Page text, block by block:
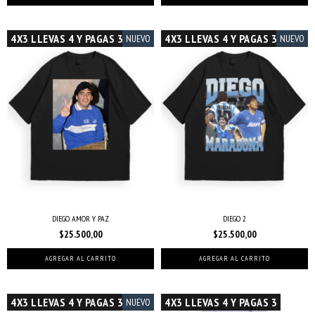
4X3 LLEVAS 4 Y PAGAS 3 NUEVO
DIEGO AMOR Y PAZ
$25.500,00
AGREGAR AL CARRITO
4X3 LLEVAS 4 Y PAGAS 3 NUEVO
DIEGO 2
$25.500,00
AGREGAR AL CARRITO
4X3 LLEVAS 4 Y PAGAS 3 NUEVO 4X3 LLEVAS 4 Y PAGAS 3